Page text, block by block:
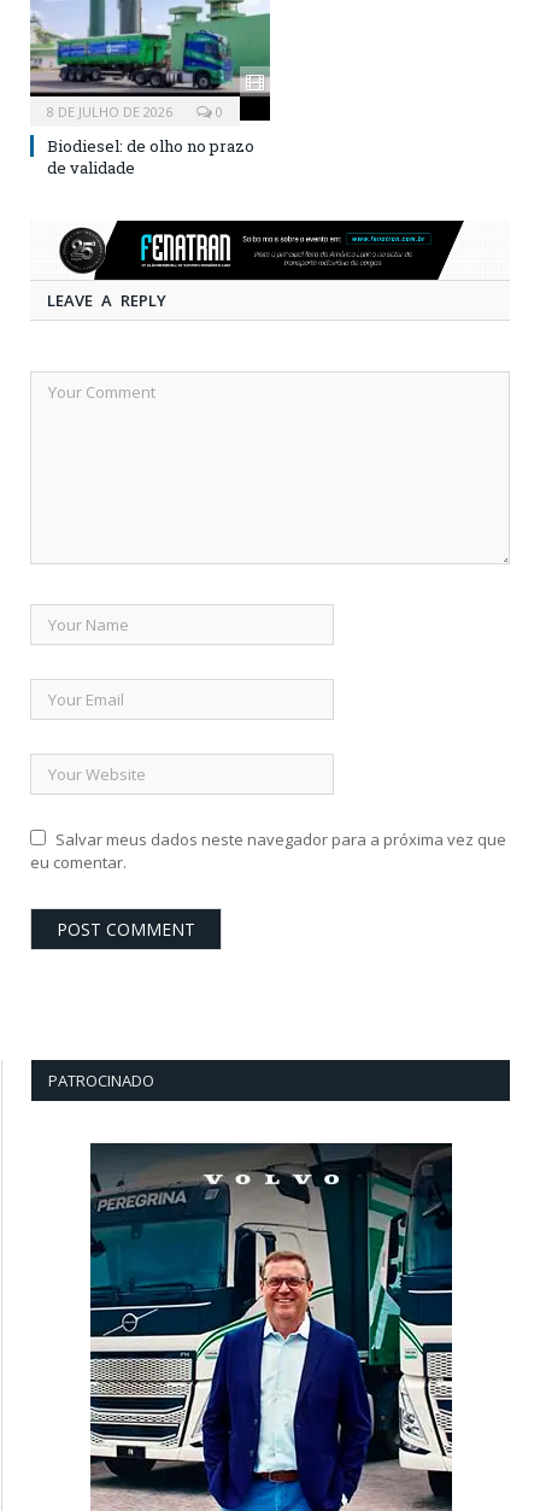
8 DE JULHO DE 2026 0
Biodiesel: de olho no prazo
de validade
LEAVE A REPLY
Salvar meus dados neste navegador para a próxima vez que
eu comentar.
PATROCINADO